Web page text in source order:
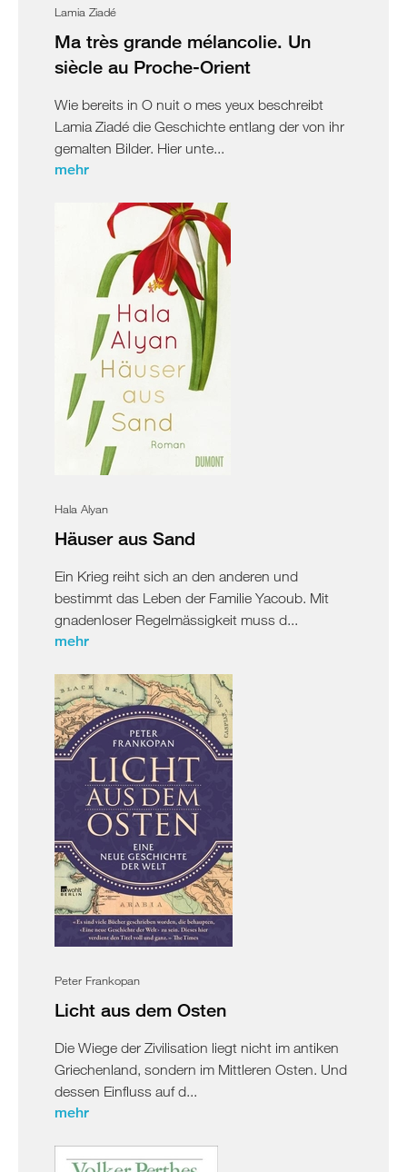
Lamia Ziadé
Ma très grande mélancolie. Un
siècle au Proche-Orient
Wie bereits in O nuit o mes yeux beschreibt
Lamia Ziadé die Geschichte entlang der von ihr
gemalten Bilder. Hier unte...
mehr
Hala Alyan
Häuser aus Sand
Ein Krieg reiht sich an den anderen und
bestimmt das Leben der Familie Yacoub. Mit
gnadenloser Regelmässigkeit muss d...
mehr
Peter Frankopan
Licht aus dem Osten
Die Wiege der Zivilisation liegt nicht im antiken
Griechenland, sondern im Mittleren Osten. Und
dessen Einfluss auf d...
mehr